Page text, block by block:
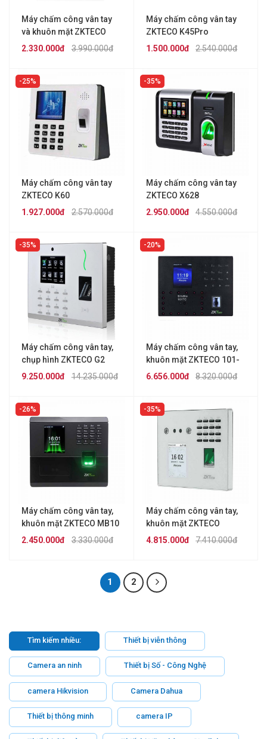
Máy chấm công vân tay
và khuôn mặt ZKTECO
MB10VL
3.990.000đ
2.330.000đ
Máy chấm công vân tay
ZKTECO K45Pro
2.540.000đ
1.500.000đ
25%
Máy chấm công vân tay
ZKTECO K60
2.570.000đ
1.927.000đ
35%
Máy chấm công vân tay
ZKTECO X628
4.550.000đ
2.950.000đ
35%
Máy chấm công vân tay,
chụp hình ZKTECO G2
14.235.000đ
9.250.000đ
20%
Máy chấm công vân tay,
khuôn mặt ZKTECO 101-
TC
8.320.000đ
6.656.000đ
26%
Máy chấm công vân tay,
khuôn mặt ZKTECO MB10
3.330.000đ
2.450.000đ
35%
Máy chấm công vân tay,
khuôn mặt ZKTECO
MB40-VL
7.410.000đ
4.815.000đ
1 2
Tìm kiếm nhiều: Thiết bị viễn thông
Camera an ninh Thiết bị Số - Công Nghệ
camera Hikvision Camera Dahua
Thiết bị thông minh camera IP